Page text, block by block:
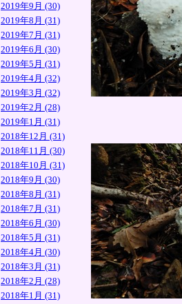
2019年9月 (30)
2019年8月 (31)
2019年7月 (31)
2019年6月 (30)
2019年5月 (31)
2019年4月 (32)
2019年3月 (32)
2019年2月 (28)
2019年1月 (31)
2018年12月 (31)
2018年11月 (30)
2018年10月 (31)
2018年9月 (30)
2018年8月 (31)
2018年7月 (31)
2018年6月 (30)
2018年5月 (31)
2018年4月 (30)
2018年3月 (31)
2018年2月 (28)
2018年1月 (31)